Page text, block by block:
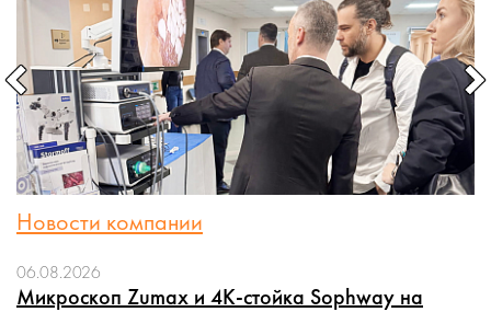
Новости компании
06.08.2026
Микроскоп Zumax и 4K-стойка Sophway на